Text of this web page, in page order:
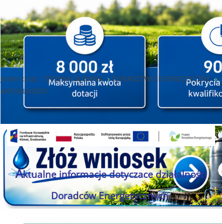
Jesteś tutaj: STRONA GŁÓWNA
DORADZTWO ENERGETYCZNE
AKTUALNOŚCI
Aktualne informacje dotyczace działalności
Doradców Energetycznych.